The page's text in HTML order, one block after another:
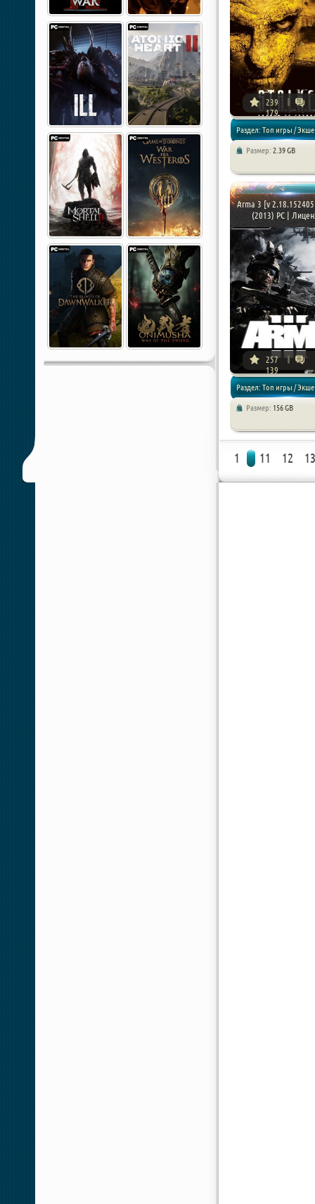
239
179
Раздел: Топ игры /
Размер: 2.39 GB
Arma 3 [v 2.18.152405
(2013) PC |
257
139
Раздел: Топ игры /
Размер: 156 GB
1 11 12 13